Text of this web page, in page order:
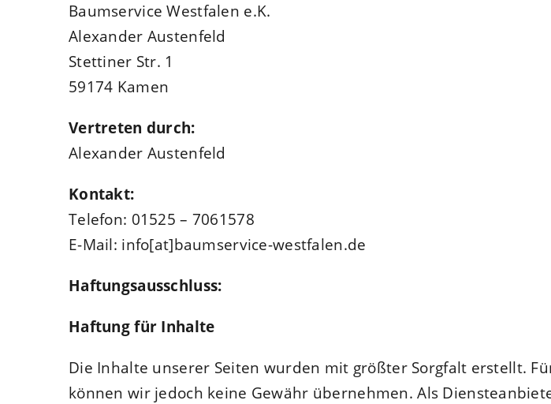
Baumservice Westfalen e.K.
Alexander Austenfeld
Stettiner Str. 1
59174 Kamen
Vertreten durch:
Alexander Austenfeld
Kontakt:
Telefon: 01525 – 7061578
E-Mail: info[at]baumservice-westfalen.de
Haftungsausschluss:
Haftung für Inhalte
Die Inhalte unserer Seiten wurden mit größter Sorgfalt erstellt.
können wir jedoch keine Gewähr übernehmen. Als